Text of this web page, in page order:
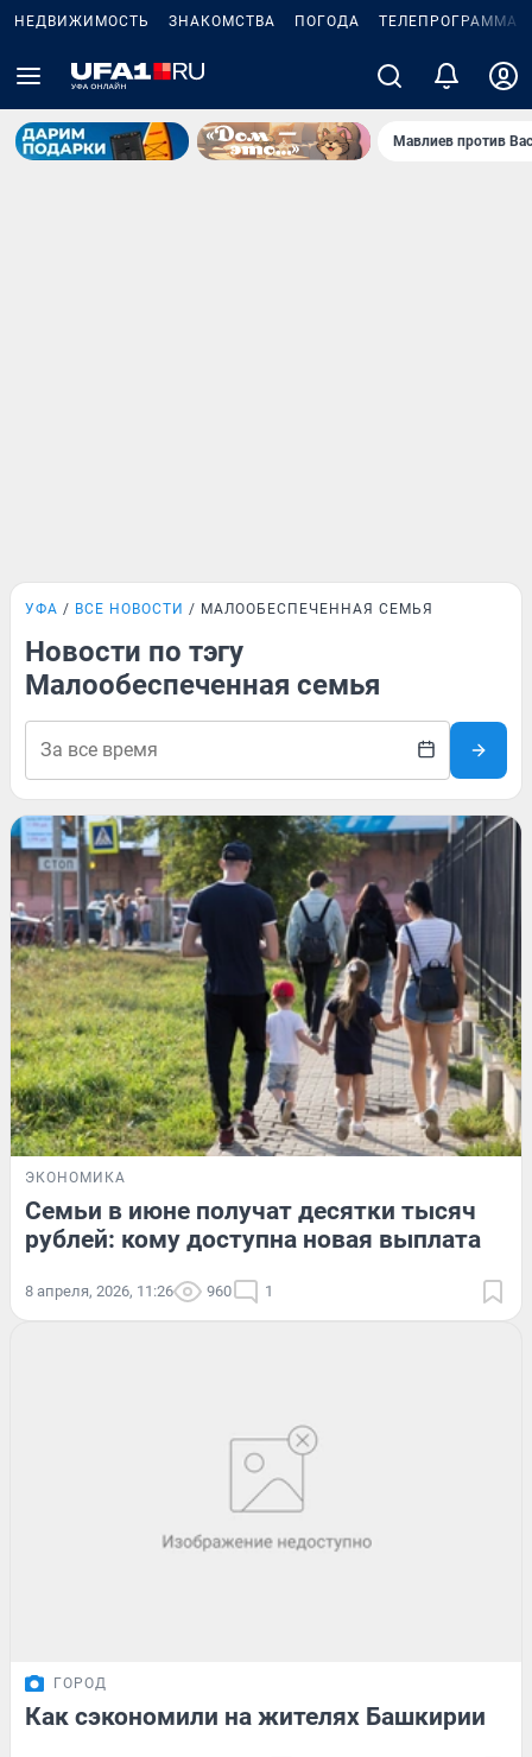
НЕДВИЖИМОСТЬ ЗНАКОМСТВА ПОГОДА ТЕЛЕПРОГРАММА
Мавлиев против
УФА ВСЕ НОВОСТИ МАЛООБЕСПЕЧЕННАЯ СЕМЬЯ
Новости по тэгу
Малообеспеченная семья
ЭКОНОМИКА
Семьи в июне получат десятки тысяч
рублей: кому доступна новая выплата
8 апреля, 2026, 11:26 960 1
ГОРОД
Как сэкономили на жителях Башкирии